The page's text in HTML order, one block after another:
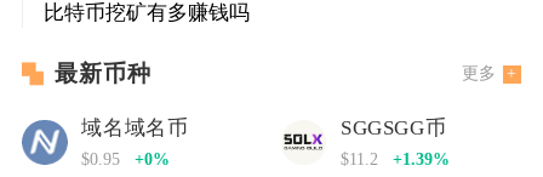
比特币挖矿有多赚钱吗
最新币种 更多
域名域名币
$0.95 +0%
SGGSGG币
$11.2 +1.39%